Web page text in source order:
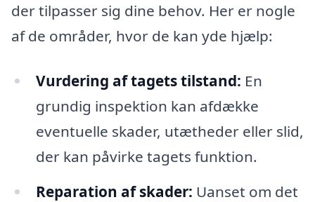
der tilpasser sig dine behov. Her er nogle
af de områder, hvor de kan yde hjælp:
Vurdering af tagets tilstand: En
grundig inspektion kan afdække
eventuelle skader, utætheder eller slid,
der kan påvirke tagets funktion.
Reparation af skader: Uanset om det